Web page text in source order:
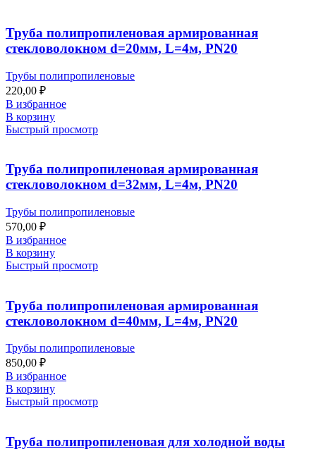
Труба полипропиленовая армированная
стекловолокном d=20мм, L=4м, PN20
Трубы полипропиленовые
220,00 ₽
В избранное
В корзину
Быстрый просмотр
Труба полипропиленовая армированная
стекловолокном d=32мм, L=4м, PN20
Трубы полипропиленовые
570,00 ₽
В избранное
В корзину
Быстрый просмотр
Труба полипропиленовая армированная
стекловолокном d=40мм, L=4м, PN20
Трубы полипропиленовые
850,00 ₽
В избранное
В корзину
Быстрый просмотр
Труба полипропиленовая для холодной воды